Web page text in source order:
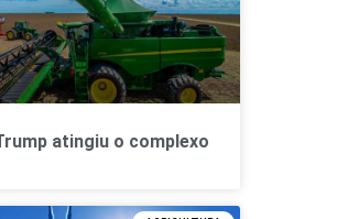
atingiu o complexo